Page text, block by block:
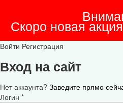
Скоро новая
Войти Регистрация
Вход на сайт
Нет аккаунта? Заведите прямо
Логин *